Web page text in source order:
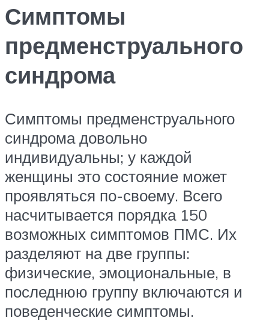
Симптомы
предменструального
синдрома
Симптомы предменструального
синдрома довольно
индивидуальны; у каждой
женщины это состояние может
проявляться по-своему. Всего
насчитывается порядка 150
возможных симптомов ПМС. Их
разделяют на две группы:
физические, эмоциональные, в
последнюю группу включаются и
поведенческие симптомы.